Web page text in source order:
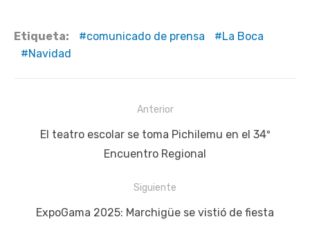
Etiqueta: comunicado de prensa
La Boca
Navidad
Anterior
Publicación
El teatro escolar se toma Pichilemu en el 34º
Encuentro Regional
Siguiente
Siguiente
ExpoGama 2025: Marchigüe se vistió de fiesta